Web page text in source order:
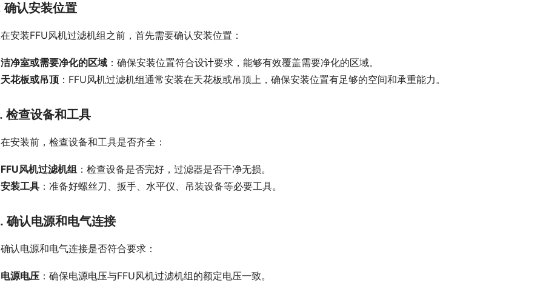
确认安装位置
在安装FFU风机过滤机组之前，首先需要确认安装位置：
洁净室或需要净化的区域 ：确保安装位置符合设计要求，能够有效覆盖需要净化的区域。
天花板或吊顶 ：FFU风机过滤机组通常安装在天花板或吊顶上，确保安装位置有足够的空间和承重能力。
检查设备和工具
在安装前，检查设备和工具是否齐全：
FFU风机过滤机组 ：检查设备是否完好，过滤器是否干净无损。
安装工具 ：准备好螺丝刀、扳手、水平仪、吊装设备等必要工具。
确认电源和电气连接
确认电源和电气连接是否符合要求：
电源电压 ：确保电源电压与FFU风机过滤机组的额定电压一致。